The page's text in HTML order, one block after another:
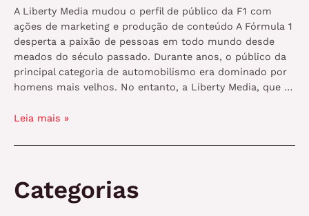
A Liberty Media mudou o perfil de público da F1 com
ações de marketing e produção de conteúdo A Fórmula 1
desperta a paixão de pessoas em todo mundo desde
meados do século passado. Durante anos, o público da
principal categoria de automobilismo era dominado por
homens mais velhos. No entanto, a Liberty Media, que …
Liberty
investiu
marketing
Leia mais »
Categorias